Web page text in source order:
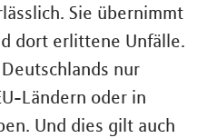
Sie übernimmt
dort erlittene Unfälle.
nur
Ländern oder in
Und dies gilt auch